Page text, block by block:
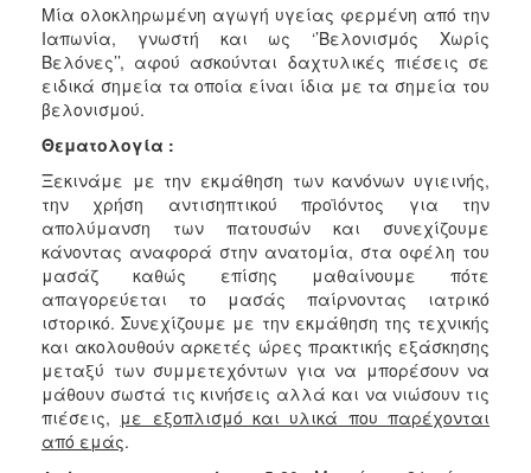
ΑΝΘΕΚΤΙΚΗ
ΠΟΛΗ
Μία ολοκληρωμένη αγωγή υγείας φερμένη από την
Ιαπωνία, γνωστή και ως ‘’Βελονισμός Χωρίς
Βελόνες’’, αφού ασκούνται δαχτυλικές πιέσεις σε
ειδικά σημεία τα οποία είναι ίδια με τα σημεία του
βελονισμού.
Θεματολογία :
Ξεκινάμε με την εκμάθηση των κανόνων υγιεινής,
την χρήση αντισηπτικού προϊόντος για την
απολύμανση των πατουσών και συνεχίζουμε
κάνοντας αναφορά στην ανατομία, στα οφέλη του
μασάζ καθώς επίσης μαθαίνουμε πότε
απαγορεύεται το μασάς παίρνοντας ιατρικό
ιστορικό. Συνεχίζουμε με την εκμάθηση της τεχνικής
και ακολουθούν αρκετές ώρες πρακτικής εξάσκησης
μεταξύ των συμμετεχόντων για να μπορέσουν να
μάθουν σωστά τις κινήσεις αλλά και να νιώσουν τις
πιέσεις, με εξοπλισμό και υλικά που παρέχονται
από εμάς.